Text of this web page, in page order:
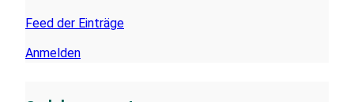
Feed der Einträge
Anmelden